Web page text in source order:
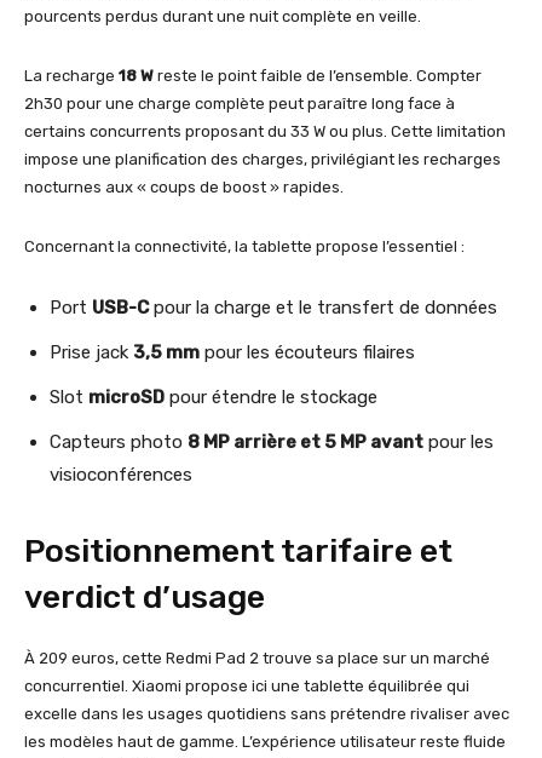
pourcents perdus durant une nuit complète en veille.
La recharge 18 W reste le point faible de l’ensemble. Compter
2h30 pour une charge complète peut paraître long face à
certains concurrents proposant du 33 W ou plus. Cette limitation
impose une planification des charges, privilégiant les recharges
nocturnes aux « coups de boost » rapides.
Concernant la connectivité, la tablette propose l’essentiel :
Port USB-Cpour la charge et le transfert de données
Prise jack 3,5 mm pour les écouteurs filaires
Slot microSD pour étendre le stockage
Capteurs photo 8 MP arrière et 5 MP avant pour les
visioconférences
Positionnement tarifaire et
verdict d’usage
À 209 euros, cette Redmi Pad 2 trouve sa place sur un marché
concurrentiel. Xiaomi propose ici une tablette équilibrée qui
excelle dans les usages quotidiens sans prétendre rivaliser avec
les modèles haut de gamme. L’expérience utilisateur reste fluide